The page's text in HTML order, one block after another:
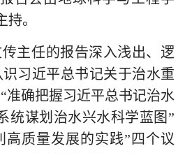
。
主任的报告深入浅出、逻
习近平总书记关于治水重
准确把握习近平总书记治水
统谋划治水兴水科学蓝图”
高质量发展的实践”四个议